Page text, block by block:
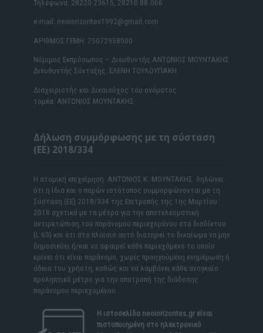
Τηλέφωνα: 28220 23615, 28210 88.066
e-mail: neoiorizontes1992@gmail.com
ΑΡΙΘΜΟΣ ΓΕΜΗ: 75072958000
Νόμιμος Εκπρόσωπος – Διευθυντής ΑΝΤΩΝΙΟΣ ΜΟΥΝΤΑΚΗΣ
Διευθυντής Σύνταξης: ΕΛΕΝΗ ΤΟΥΛΟΥΠΑΚΗ
Διαχειριστής και Δικαιούχος του ονόματος
τομέα: ΑΝΤΩΝΙΟΣ ΜΟΥΝΤΑΚΗΣ
Δήλωση συμμόρφωσης με τη σύσταση
(ΕΕ) 2018/334
Η ατομική επιχείρηση ΑΝΤΩΝΙΟΣ Κ. ΜΟΥΝΤΑΚΗΣ δηλώνει
ότι η ίδια και ο παρών ιστότοπος συμμορφώνονται με τη
Σύσταση (ΕΕ) 2018/334 της Επιτροπής της 1ης Μαρτίου
2018 σχετικά με τα μέτρα για την αποτελεσματική
αντιμετώπιση του παράνομου περιεχομένου στο διαδίκτυο
(L 63) και ότι στο πλαίσιο αυτό διατηρεί το δικαίωμα να μην
δημοσιεύει ή/και να αφαιρεί κάθε περιεχόμενο το οποίο
κρίνει ότι είναι παράνομο, χωρίς προηγούμενη ενημέρωση ή
άδεια του χρήστη, καθώς και να λαμβάνει κάθε αναγκαίο
προληπτικό μέτρο για την αποτροπή της διάδοσης
παράνομου περιεχομένου.
Η ιστοσελίδα neoiorizontes.grείναι
πιστοποιημένη στο ηλεκτρονικό